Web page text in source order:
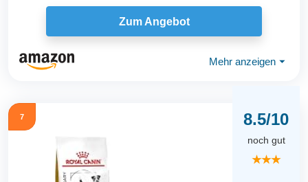
Zum Angebot
Mehr anzeigen ⏷
7 8.5/10
noch gut
★★★